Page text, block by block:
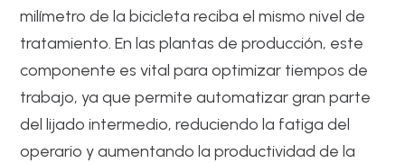
milímetro de la bicicleta reciba el mismo nivel de
tratamiento. En las plantas de producción, este
componente es vital para optimizar tiempos de
trabajo, ya que permite automatizar gran parte
del lijado intermedio, reduciendo la fatiga del
operario y aumentando la productividad de la